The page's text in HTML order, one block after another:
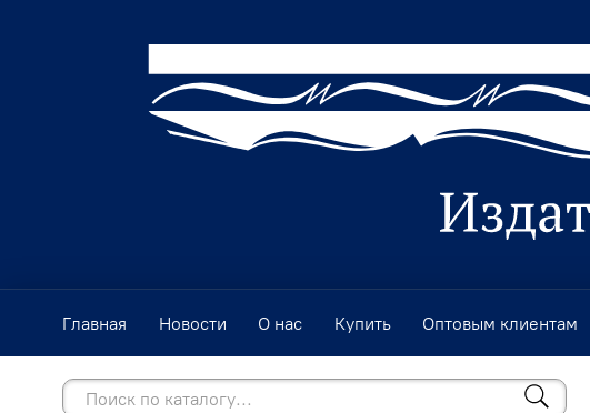
Главная Новости О нас Купить Оптовым клиентам